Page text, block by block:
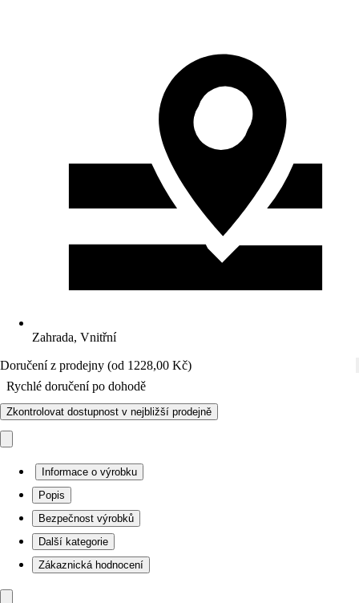
Zahrada, Vnitřní
Doručení z prodejny (od 1228,00 Kč)
Rychlé doručení po dohodě
Zkontrolovat dostupnost v nejbližší prodejně
Informace o výrobku
Popis
Bezpečnost výrobků
Další kategorie
Zákaznická hodnocení